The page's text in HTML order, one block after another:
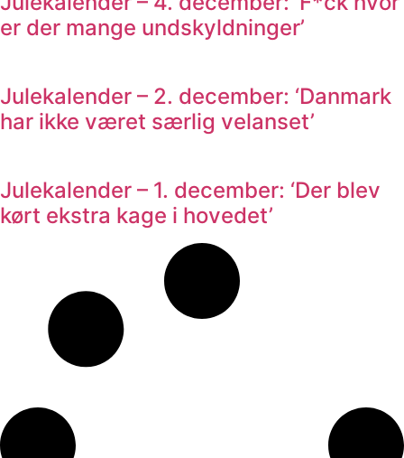
er der mange undskyldninger’
Julekalender – 2. december: ‘Danmark
har ikke været særlig velanset’
Julekalender – 1. december: ‘Der blev
kørt ekstra kage i hovedet’